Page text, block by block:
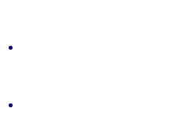
.
.